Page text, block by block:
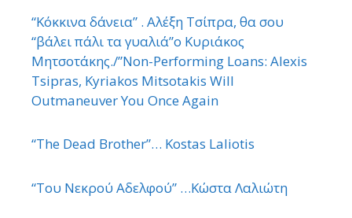
“Κόκκινα δάνεια” . Αλέξη Τσίπρα, θα σου
“βάλει πάλι τα γυαλιά”ο Κυριάκος
Μητσοτάκης./”Non-Performing Loans: Alexis
Tsipras, Kyriakos Mitsotakis Will
Outmaneuver You Once Again
“The Dead Brother”… Kostas Laliotis
“Του Νεκρού Αδελφού” …Κώστα Λαλιώτη